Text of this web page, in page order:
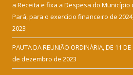
a Receita e fixa a Despesa do Município
Pará, para o exercício financeiro de
2023
PAUTA DA REUNIÃO ORDINÁRIA, DE 11
de dezembro de 2023